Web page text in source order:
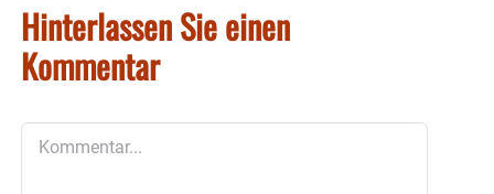
Hinterlassen Sie einen
Kommentar